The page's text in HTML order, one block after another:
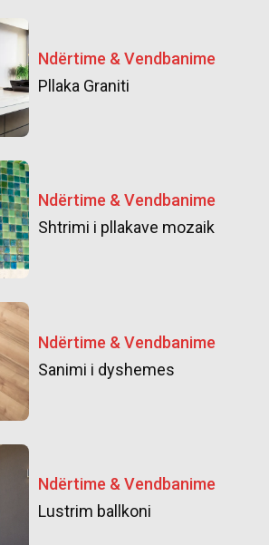
Ndërtime & Vendbanime
Pllaka Graniti
Ndërtime & Vendbanime
Shtrimi i pllakave mozaik
Ndërtime & Vendbanime
Sanimi i dyshemes
Ndërtime & Vendbanime
Lustrim ballkoni